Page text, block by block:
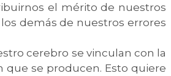
el mérito de nuestros
demás de nuestros errores
cerebro se vinculan con la
se producen. Esto quiere